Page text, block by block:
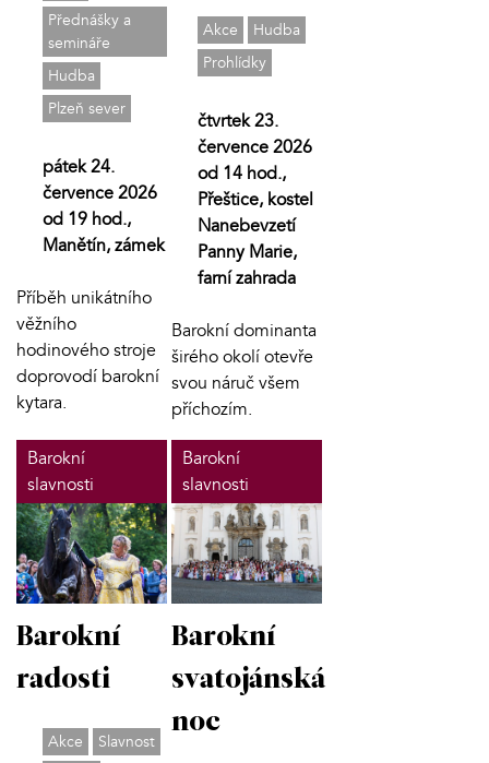
Přednášky a
semináře
Hudba
Plzeň sever
pátek 24.
července 2026
od 19 hod.,
Manětín, zámek
Příběh unikátního
věžního
hodinového stroje
doprovodí barokní
kytara.
Akce
Hudba
Prohlídky
čtvrtek 23.
července 2026
od 14 hod.,
Přeštice, kostel
Nanebevzetí
Panny Marie,
farní zahrada
Barokní dominanta
širého okolí otevře
svou náruč všem
příchozím.
Barokní
slavnosti
Barokní
radosti
Akce
Slavnost
Barokní
slavnosti
Barokní
svatojánská
noc